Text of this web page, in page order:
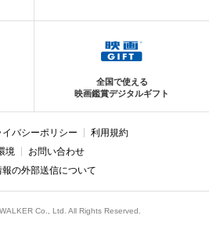
全国で使える
映画鑑賞デジタルギフト
イバシーポリシー
利用規約
境
お問い合わせ
の外部送信について
Co., Ltd. All Rights Reserved.